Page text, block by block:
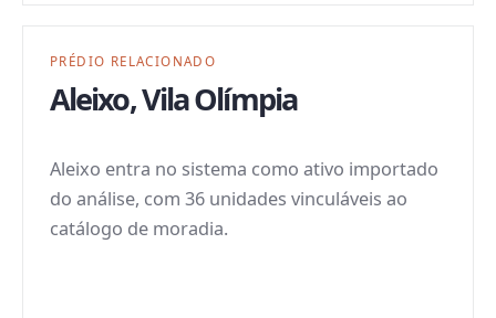
PRÉDIO RELACIONADO
Aleixo,Vila Olímpia
Aleixo entra no sistema como ativo importado
do análise, com 36 unidades vinculáveis ao
catálogo de moradia.